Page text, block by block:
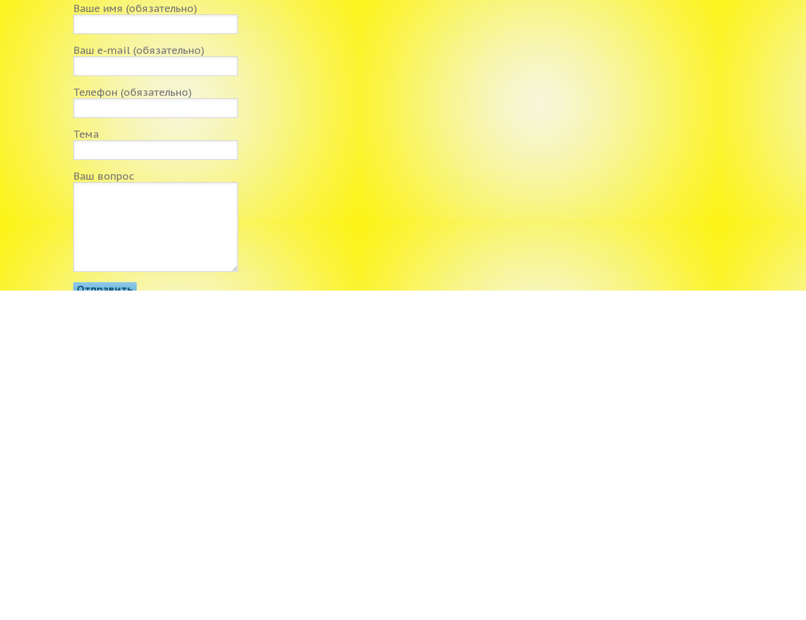
Ваше имя (обязательно)
Ваш e-mail (обязательно)
Телефон (обязательно)
Тема
Ваш вопрос